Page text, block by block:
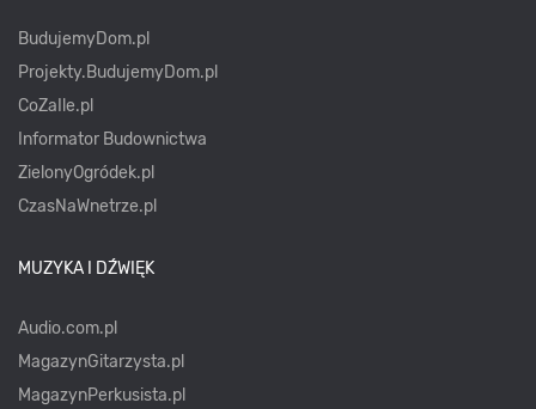
BudujemyDom.pl
Projekty.BudujemyDom.pl
CoZaIle.pl
Informator Budownictwa
ZielonyOgródek.pl
CzasNaWnetrze.pl
MUZYKA I DŹWIĘK
Audio.com.pl
MagazynGitarzysta.pl
MagazynPerkusista.pl